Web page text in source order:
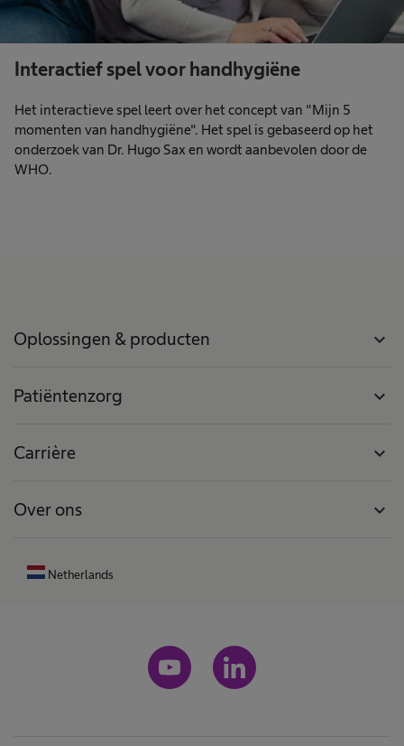
Interactief spel voor handhygiëne
Het interactieve spel leert over het concept van "Mijn 5
momenten van handhygiëne". Het spel is gebaseerd op het
onderzoek van Dr. Hugo Sax en wordt aanbevolen door de
WHO.
Oplossingen & producten expand_more
Patiëntenzorg expand_more
Carrière expand_more
Over ons expand_more
Netherlands